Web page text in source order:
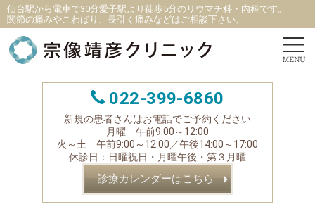
仙台駅から電車で30分愛子駅より徒歩5分の リウマチ科 ・ 内科です。
関節の痛みやこわばり、長引く痛みなどはご相談下さい。
022-399-6860
新規の患者さんはお電話でご予約ください
月曜 午前9:00～12:00
火～土 午前9:00～12:00／午後14:00～17:00
休診日：日曜祝日・月曜午後・第３月曜
診療カレンダーはこちら